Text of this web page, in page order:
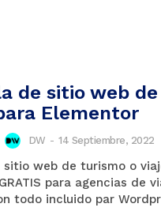
de sitio web
Elementor
DW - 14 Septiembre, 2022
sitio web de turismo o
para agencias de
todo incluido par